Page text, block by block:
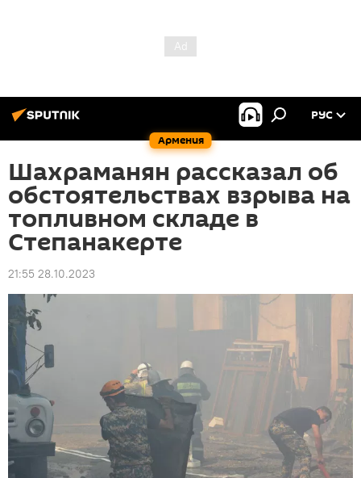
Армения
РУС
Шахраманян рассказал об
обстоятельствах взрыва на
топливном складе в
Степанакерте
21:55 28.10.2023